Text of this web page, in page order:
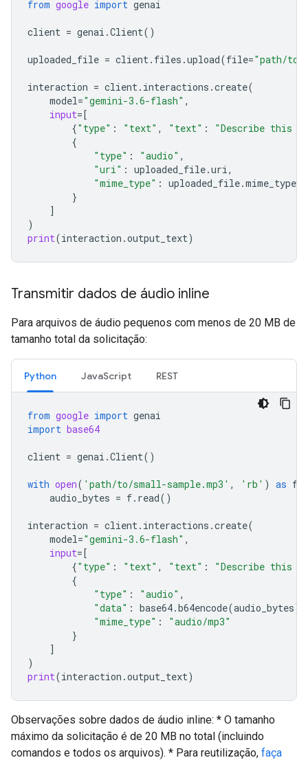
from google import genai
client = genai .Client()
uploaded_file = client . files .upload(file="path/to/
interaction = client . interactions .create(
model="gemini-3.6-flash" ,
input=[
{"type" : "text" , "text" :
"Describe this
{
"type" : "audio" ,
"uri" : uploaded_file.uri ,
"mime_type" : uploaded_file.mime_type
}
]
)
print(interaction .output_text)
Transmitir dados de áudio inline
Para arquivos de áudio pequenos com menos de 20 MB de
tamanho total da solicitação:
Python JavaScript REST
from google import genai
import base64
client = genai .Client()
with open( 'path/to/small-sample.mp3' , 'rb' ) as f
audio_bytes = f. read()
interaction = client . interactions .create(
model="gemini-3.6-flash" ,
input=[
{"type" : "text" , "text" :
"Describe this
{
"type" : "audio" ,
"data" : base64.b64encode(audio_bytes)
"mime_type" :
"audio/mp3"
}
]
)
print(interaction .output_text)
Observações sobre dados de áudio inline: * O tamanho
máximo da solicitação é de 20 MB no total (incluindo
comandos e todos os arquivos). * Para reutilização, faça